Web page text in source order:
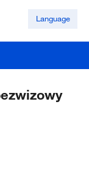
Language